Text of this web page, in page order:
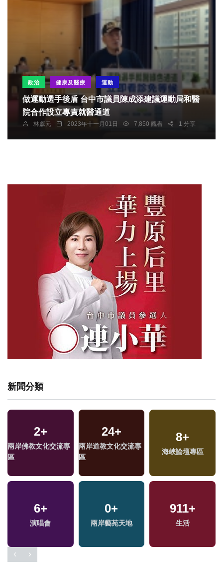
政治 健康及醫療 運動
做運動選手後盾 台中市議員陳成添建議運動局和醫
院合作設立專責就醫通道
林獻元 2023年十一月01日 7,850 觀看 1 分享
新聞分類
2+
兩岸佛教文化交流專
區
24+
兩岸道教文化交流專
區
8+
海峽論壇專區
6+
演唱會
0+
兩岸藝苑天地
911+
生活